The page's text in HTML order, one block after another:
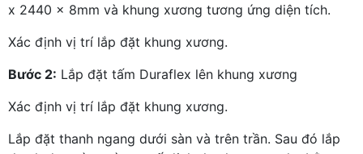
x 2440 x 8mm và khung xương tương ứng diện tích.
Xác định vị trí lắp đặt khung xương.
Bước 2: Lắp đặt tấm Duraflex lên khung xương
Xác định vị trí lắp đặt khung xương.
Lắp đặt thanh ngang dưới sàn và trên trần. Sau đó lắp